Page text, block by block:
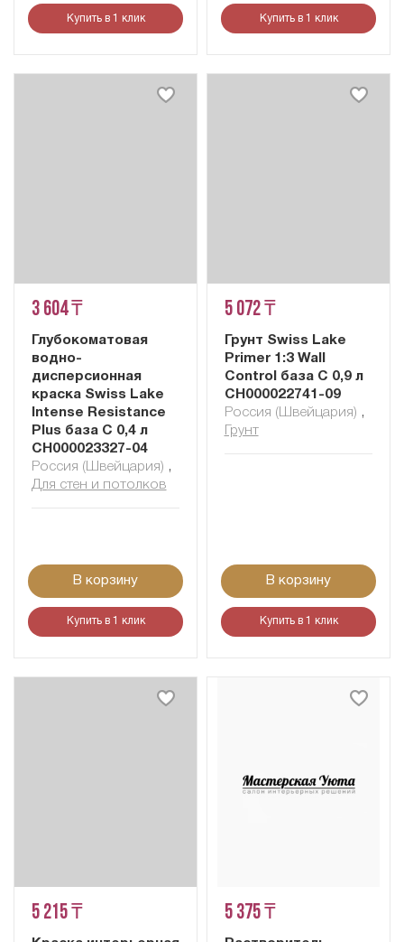
Купить в 1 клик Купить в 1 клик
3 604 ₸
Глубокоматовая
водно-
дисперсионная
краска Swiss Lake
Intense Resistance
Plus база C 0,4 л
СН000023327-04
Россия (Швейцария) ,
Для стен и потолков
В корзину
Купить в 1 клик
5 072 ₸
Грунт Swiss Lake
Primer 1:3 Wall
Control база C 0,9 л
СН000022741-09
Россия (Швейцария) ,
Грунт
В корзину
Купить в 1 клик
5 215 ₸ 5 375 ₸